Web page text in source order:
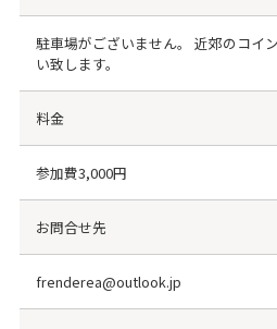
駐車場がございません。 近郊のコイ
い致します。
料金
参加費3,000円
お問合せ先
frenderea@outlook.jp